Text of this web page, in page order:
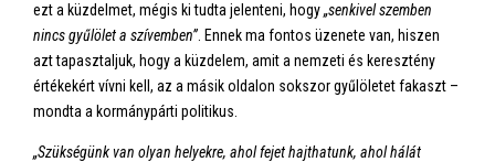
ezt a küzdelmet, mégis ki tudta jelenteni, hogy„senkivel szemben
nincs gyűlölet a szívemben” . Ennek ma fontos üzenete van, hiszen
azt tapasztaljuk, hogy a küzdelem, amit a nemzeti és keresztény
értékekért vívni kell, az a másik oldalon sokszor gyűlöletet fakaszt –
mondta a kormánypárti politikus.
„Szükségünk van olyan helyekre, ahol fejet hajthatunk, ahol hálát